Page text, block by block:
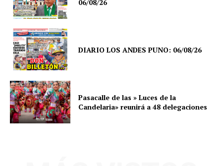
06/08/26
DIARIO LOS ANDES PUNO: 06/08/26
Pasacalle de las » Luces de la
Candelaria» reunirá a 48 delegaciones